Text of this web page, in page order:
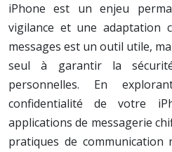
iPhone est un enjeu
vigilance et une adaptation
messages est un outil utile,
seul à garantir la
personnelles. En
confidentialité de votre
applications de messagerie
pratiques de communication